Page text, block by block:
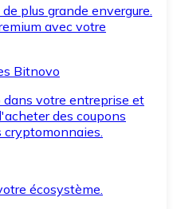
plus grande envergure.
avec votre
Bitnovo
votre entreprise et
des coupons
cryptomonnaies.
écosystème.